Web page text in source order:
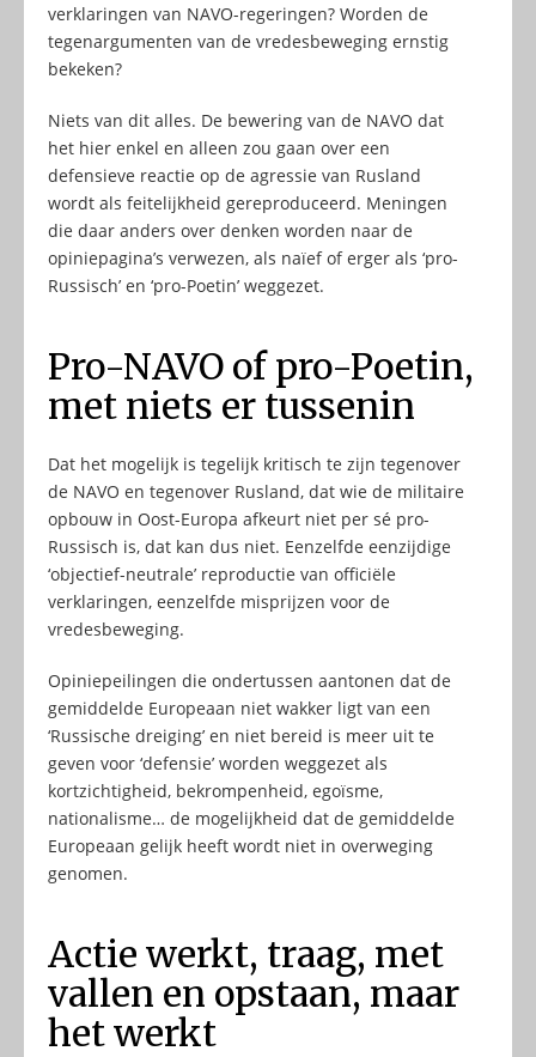
verklaringen van NAVO-regeringen? Worden de
tegenargumenten van de vredesbeweging ernstig
bekeken?
Niets van dit alles. De bewering van de NAVO dat
het hier enkel en alleen zou gaan over een
defensieve reactie op de agressie van Rusland
wordt als feitelijkheid gereproduceerd. Meningen
die daar anders over denken worden naar de
opiniepagina’s verwezen, als naïef of erger als ‘pro-
Russisch’ en ‘pro-Poetin’ weggezet.
Pro-NAVO of pro-Poetin,
met niets er tussenin
Dat het mogelijk is tegelijk kritisch te zijn tegenover
de NAVO en tegenover Rusland, dat wie de militaire
opbouw in Oost-Europa afkeurt niet per sé pro-
Russisch is, dat kan dus niet. Eenzelfde eenzijdige
‘objectief-neutrale’ reproductie van officiële
verklaringen, eenzelfde misprijzen voor de
vredesbeweging.
Opiniepeilingen die ondertussen aantonen dat de
gemiddelde Europeaan niet wakker ligt van een
‘Russische dreiging’ en niet bereid is meer uit te
geven voor ‘defensie’ worden weggezet als
kortzichtigheid, bekrompenheid, egoïsme,
nationalisme… de mogelijkheid dat de gemiddelde
Europeaan gelijk heeft wordt niet in overweging
genomen.
Actie werkt, traag, met
vallen en opstaan, maar
het werkt